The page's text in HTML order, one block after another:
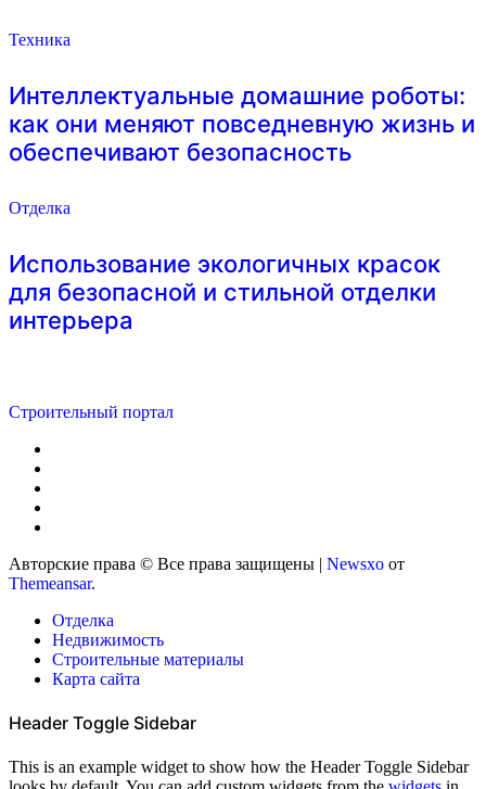
Техника
Интеллектуальные домашние роботы:
как они меняют повседневную жизнь и
обеспечивают безопасность
Отделка
Использование экологичных красок
для безопасной и стильной отделки
интерьера
Строительный портал
Авторские права © Все права защищены | Newsxo от
Themeansar.
Отделка
Недвижимость
Строительные материалы
Карта сайта
Header Toggle Sidebar
This is an example widget to show how the Header Toggle Sidebar